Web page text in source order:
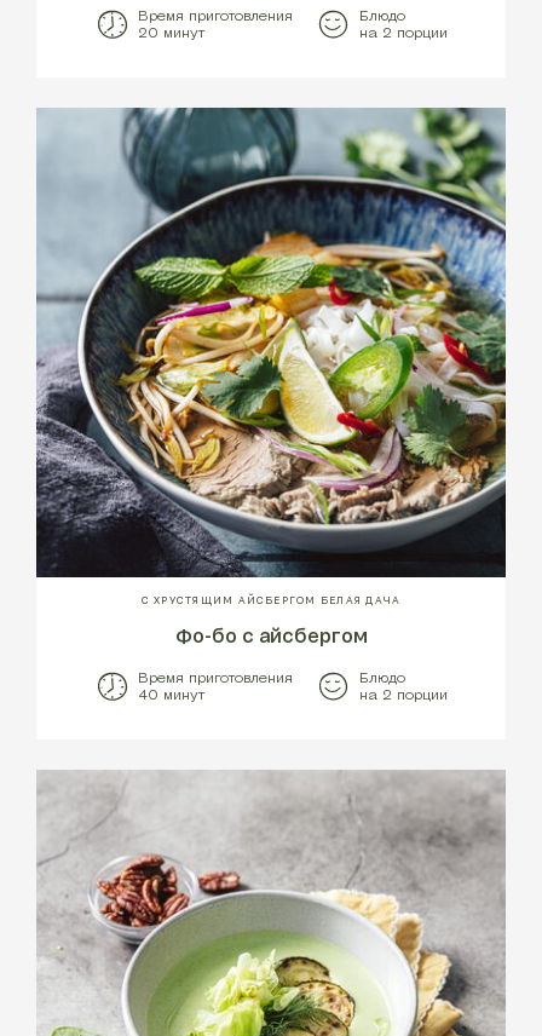
Время приготовления
20 минут
Блюдо
на 2 порции
С ХРУСТЯЩИМ АЙСБЕРГОМ БЕЛАЯ ДАЧА
Фо-бо с айсбергом
Время приготовления
40 минут
Блюдо
на 2 порции